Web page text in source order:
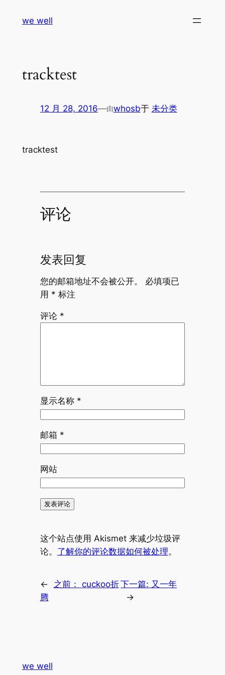
we well
tracktest
12 月 28, 2016—由whosb于 未分类
tracktest
评论
发表回复
您的邮箱地址不会被公开。
必填项已
用 * 标注
评论 *
显示名称 *
邮箱 *
网站
这个站点使用 Akismet 来减少垃圾评
论。 了解你的评论数据如何被处理。
← 之前： cuckoo折
腾
下一篇: 又一年
→
we well